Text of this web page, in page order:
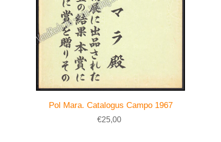
Pol Mara. Catalogus Campo 1967
€25,00